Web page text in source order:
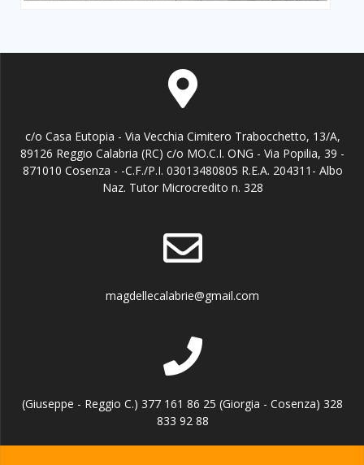
c/o Casa Eutopia - Via Vecchia Cimitero Trabocchetto, 13/A,
89126 Reggio Calabria (RC) c/o MO.C.I. ONG - Via Popilia, 39 -
871010 Cosenza - -C.F./P.I. 03013480805 R.E.A. 204311- Albo
Naz. Tutor Microcredito n. 328
magdellecalabrie@gmail.com
(Giuseppe - Reggio C.) 377 161 86 25 (Giorgia - Cosenza) 328
833 92 88